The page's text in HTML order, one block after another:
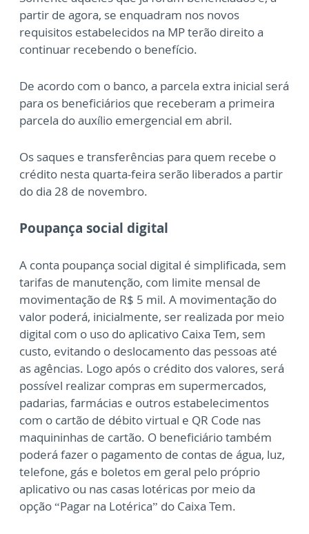
partir de agora, se enquadram nos novos
requisitos estabelecidos na MP terão direito a
continuar recebendo o benefício.
De acordo com o banco, a parcela extra inicial será
para os beneficiários que receberam a primeira
parcela do auxílio emergencial em abril.
Os saques e transferências para quem recebe o
crédito nesta quarta-feira serão liberados a partir
do dia 28 de novembro.
Poupança social digital
A conta poupança social digital é simplificada, sem
tarifas de manutenção, com limite mensal de
movimentação de R$ 5 mil. A movimentação do
valor poderá, inicialmente, ser realizada por meio
digital com o uso do aplicativo Caixa Tem, sem
custo, evitando o deslocamento das pessoas até
as agências. Logo após o crédito dos valores, será
possível realizar compras em supermercados,
padarias, farmácias e outros estabelecimentos
com o cartão de débito virtual e QR Code nas
maquininhas de cartão. O beneficiário também
poderá fazer o pagamento de contas de água, luz,
telefone, gás e boletos em geral pelo próprio
aplicativo ou nas casas lotéricas por meio da
opção “Pagar na Lotérica” do Caixa Tem.